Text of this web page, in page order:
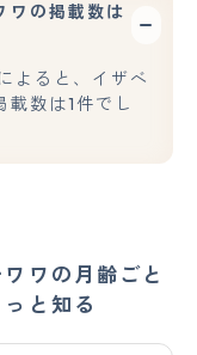
ワの掲載数は
よると、イザベ
数は1件でし
ワの月齢ごと
と知る